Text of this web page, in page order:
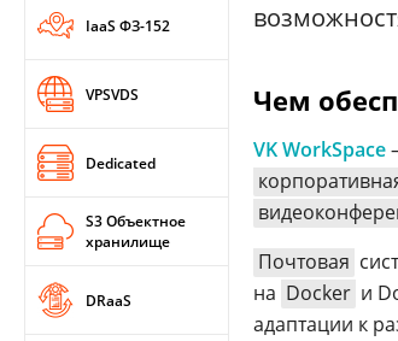
Об
издании
Реклама
Вакансии
Контакты
Дзен
Rutube
IaaS ФЗ-152
VPSVDS
Dedicated
S3 Объектное
хранилище
DRaaS
Чем
VK WorkSpace
Почтовая
на Docker и
адаптации к